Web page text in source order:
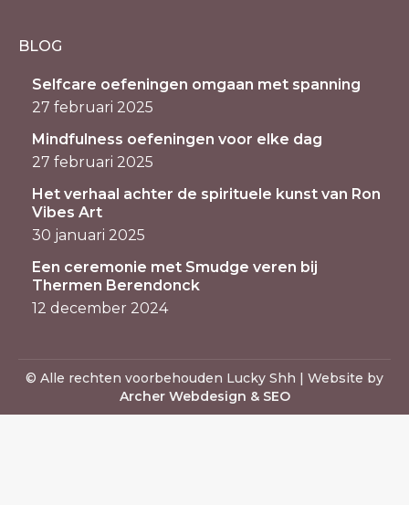
BLOG
Selfcare oefeningen omgaan met spanning
27 februari 2025
Mindfulness oefeningen voor elke dag
27 februari 2025
Het verhaal achter de spirituele kunst van Ron
Vibes Art
30 januari 2025
Een ceremonie met Smudge veren bij
Thermen Berendonck
12 december 2024
© Alle rechten voorbehouden Lucky Shh | Website by
Archer Webdesign & SEO